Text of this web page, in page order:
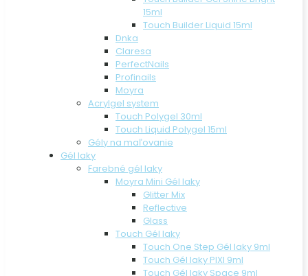
15ml
Touch Builder Liquid 15ml
Dnka
Claresa
PerfectNails
Profinails
Moyra
Acrylgel system
Touch Polygel 30ml
Touch Liquid Polygel 15ml
Gély na maľovanie
Gél laky
Farebné gél laky
Moyra Mini Gél laky
Glitter Mix
Reflective
Glass
Touch Gél laky
Touch One Step Gél laky 9ml
Touch Gél laky PIXI 9ml
Touch Gél laky Space 9ml